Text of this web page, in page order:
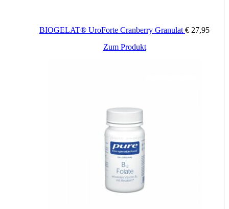
BIOGELAT® UroForte Cranberry Granulat € 27,95
Zum Produkt